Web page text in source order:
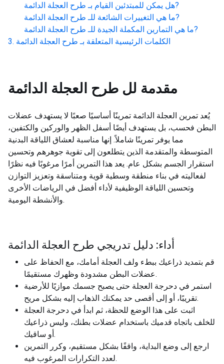
هل يمكن للمبتدئين القيام بـ طرح العجلة الدائمة
?
ما هي التغييرات الشائعة للـ طرح العجلة الدائمة
?
ما هي التمارين المكملة الجيدة للـ طرح العجلة الدائمة
?
الكلمات الرئيسية المتعلقة بـ طرح العجلة الدائمة
مقدمة لل طرح العجلة الدائمة
يُعد تمرين العجلة الدائمة تمرينًا أساسيًا صعبًا لا يستهدف عضلات
البطن فحسب، بل يستهدف أيضًا أسفل الظهر والوركين والكتفين،
مما يوفر تمرينًا شاملاً. إنها مناسبة لعشاق اللياقة البدنية
المتوسطة والمتقدمة الذين يتطلعون إلى تقوية جوهرهم وتحسين
استقرار الجسم بشكل عام. يعد هذا التمرين أمرًا مرغوبًا فيه نظرًا
لفعاليته في بناء منطقة وسطية قوية ومتناسقة وتعزيز التوازن
وتحسين اللياقة الوظيفية لأداء أفضل في الرياضات الأخرى
والأنشطة اليومية.
أداء: دليل تدريجي طرح العجلة الدائمة
قم بتمديد ذراعيك ببطء ولف العجلة أمامك، مع الحفاظ على
عضلات البطن مشدودة وظهرك مستقيمًا.
استمر في دحرجة العجلة حتى يصبح جسمك موازيًا للأرضية
تقريبًا، أو إلى أقصى حد يمكنك الذهاب إليه بشكل مريح.
اثبت على هذا الوضع للحظة، ثم ابدأ في دحرجة العجلة
للخلف باتجاه قدميك باستخدام عضلات بطنك، وليس ذراعيك
أو ساقيك.
ارجع إلى وضع البداية، واقفًا بشكل مستقيم، وكرر التمرين
لعدد التكرارات المرغوب فيه.